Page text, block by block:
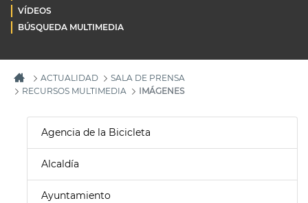
VÍDEOS
BÚSQUEDA MULTIMEDIA
ACTUALIDAD
SALA DE PRENSA
RECURSOS MULTIMEDIA
IMÁGENES
Agencia de la Bicicleta
Alcaldía
Ayuntamiento